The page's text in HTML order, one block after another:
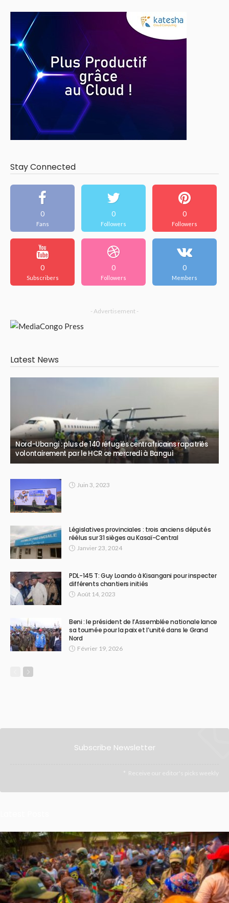
Stay Connected
0
Fans
0
Followers
0
Followers
0
Subscribers
0
Followers
0
Members
- Advertisement -
Latest News
Nord-Ubangi : plus de 140 réfugiés centrafricains rapatriés
volontairement par le HCR ce mercredi à Bangui
Juin 3, 2023
Législatives provinciales : trois anciens députés
réélus sur 31 sièges au Kasaï-Central
Janvier 23, 2024
PDL-145 T: Guy Loando à Kisangani pour inspecter
différents chantiers initiés
Août 14, 2023
Beni : le président de l’Assemblée nationale lance
sa tournée pour la paix et l’unité dans le Grand
Nord
Février 19, 2026
Subscribe Newsletter
Receive our editor's picks weekly